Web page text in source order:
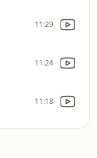
11:29
11:24
11:18